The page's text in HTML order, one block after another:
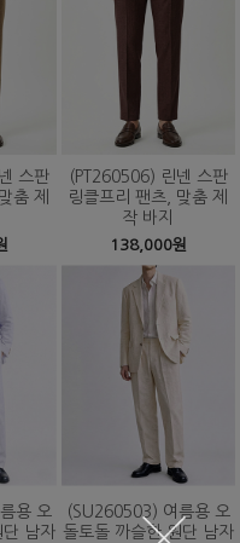
스판
춤 제
(PT260506) 린넨 스판
링클프리 팬츠, 맞춤 제
작 바지
138,000원
용 오
단 남자
(SU260503) 여름용 오
돌토돌 까슬한 원단 남자